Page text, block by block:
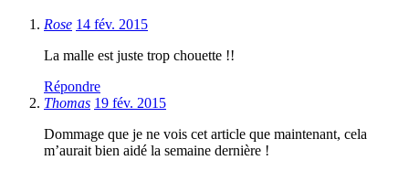
Rose 14 fév. 2015
La malle est juste trop chouette !!
Répondre
Thomas 19 fév. 2015
Dommage que je ne vois cet article que maintenant, cela
m’aurait bien aidé la semaine dernière !